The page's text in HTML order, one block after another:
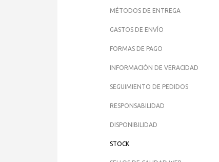
MÉTODOS DE ENTREGA
GASTOS DE ENVÍO
FORMAS DE PAGO
INFORMACIÓN DE VERACIDAD
SEGUIMIENTO DE PEDIDOS
RESPONSABILIDAD
DISPONIBILIDAD
STOCK